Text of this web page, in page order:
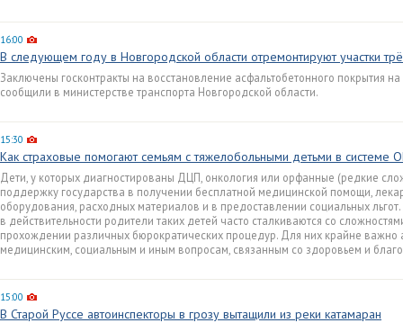
16:00
В следующем году в Новгородской области отремонтируют участки
Заключены госконтракты на восстановление асфальтобетонного покрытия
сообщили в министерстве транспорта Новгородской области.
15:30
Как страховые помогают семьям с тяжелобольными детьми в системе
Дети, у которых диагностированы ДЦП, онкология или орфанные (редкие
поддержку государства в получении бесплатной медицинской помощи,
оборудования, расходных материалов и в предоставлении социальных
в действительности родители таких детей часто сталкиваются со
прохождении различных бюрократических процедур. Для них крайне
медицинским, социальным и иным вопросам, связанным со здоровьем и
15:00
В Старой Руссе автоинспекторы в грозу вытащили из реки катамаран